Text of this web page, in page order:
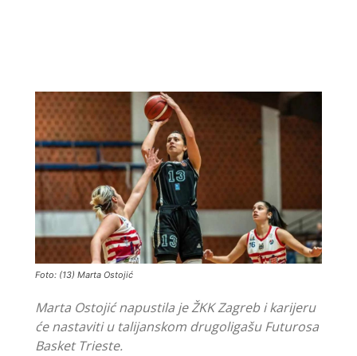
Foto: (13) Marta Ostojić
Marta Ostojić napustila je ŽKK Zagreb i karijeru
će nastaviti u talijanskom drugoligašu Futurosa
Basket Trieste.